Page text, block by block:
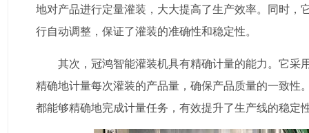
地对产品进行定量灌装，大大提高了生产效率。同时
行自动调整，保证了灌装的准确性和稳定性。
其次，冠鸿智能灌装机具有精确计量的能力。它
精确地计量每次灌装的产品量，确保产品质量的一致
都能够精确地完成计量任务，有效提升了生产线的稳定